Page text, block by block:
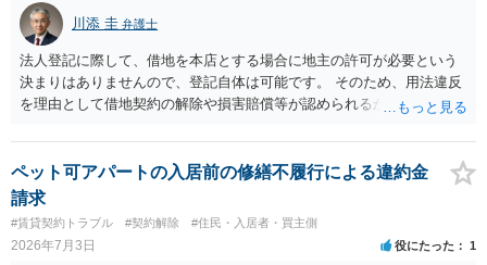
らです。ご参考にしてください。
川添 圭 弁護士
法人登記に際して、借地を本店とする場合に地主の許可が必要という
決まりはありませんので、登記自体は可能です。 そのため、用法違反
を理由として借地契約の解除や損害賠償等が認められるかどうかが問
の建物を住居用に限定する（事業に使用しない）特約があると評価で
きるかどうかが重要でしょう（借地契約締結後に賃借人が建物を店舗
に改装したという事案で、住居に限定する特約までは存在しなかった
として契約解除を認めなかった裁判例があります）。契約条項の記載
や解釈の問題になりますので、弁護士へ直接相談されることをお勧め
します。
ペット可アパートの入居前の修繕不履行による違約金
請求
#賃貸契約トラブル #契約解除 #住民・入居者・買主側
2026年7月3日 役にたった 1